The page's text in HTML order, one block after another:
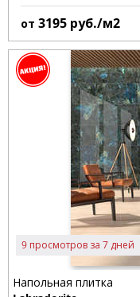
от 3195 руб./м2
9 просмотров за 7 дней
Напольная плитка